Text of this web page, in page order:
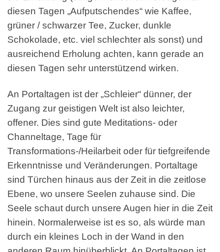
diesen Tagen „Aufputschendes“ wie Kaffee,
grüner / schwarzer Tee, Zucker, dunkle
Schokolade, etc. viel schlechter als sonst) und
ausreichend Erholung achten, kann gerade an
diesen Tagen sehr unterstützend wirken.
An Portaltagen ist der „Schleier“ dünner, der
Zugang zur geistigen Welt ist also leichter,
offener. Dies sind gute Meditations- oder
Channeltage, Tage für
Transformations-/Heilarbeit oder für tiefgreifende
Erkenntnisse und Veränderungen. Portaltage
sind Türchen hinaus aus der Zeit in die zeitlose
Ebene, wo unsere Seelen zuhause sind. Die
Seele schaut durch unsere Augen hier in die Zeit
hinein. Normalerweise ist es so, als würde man
durch ein kleines Loch in der Wand in den